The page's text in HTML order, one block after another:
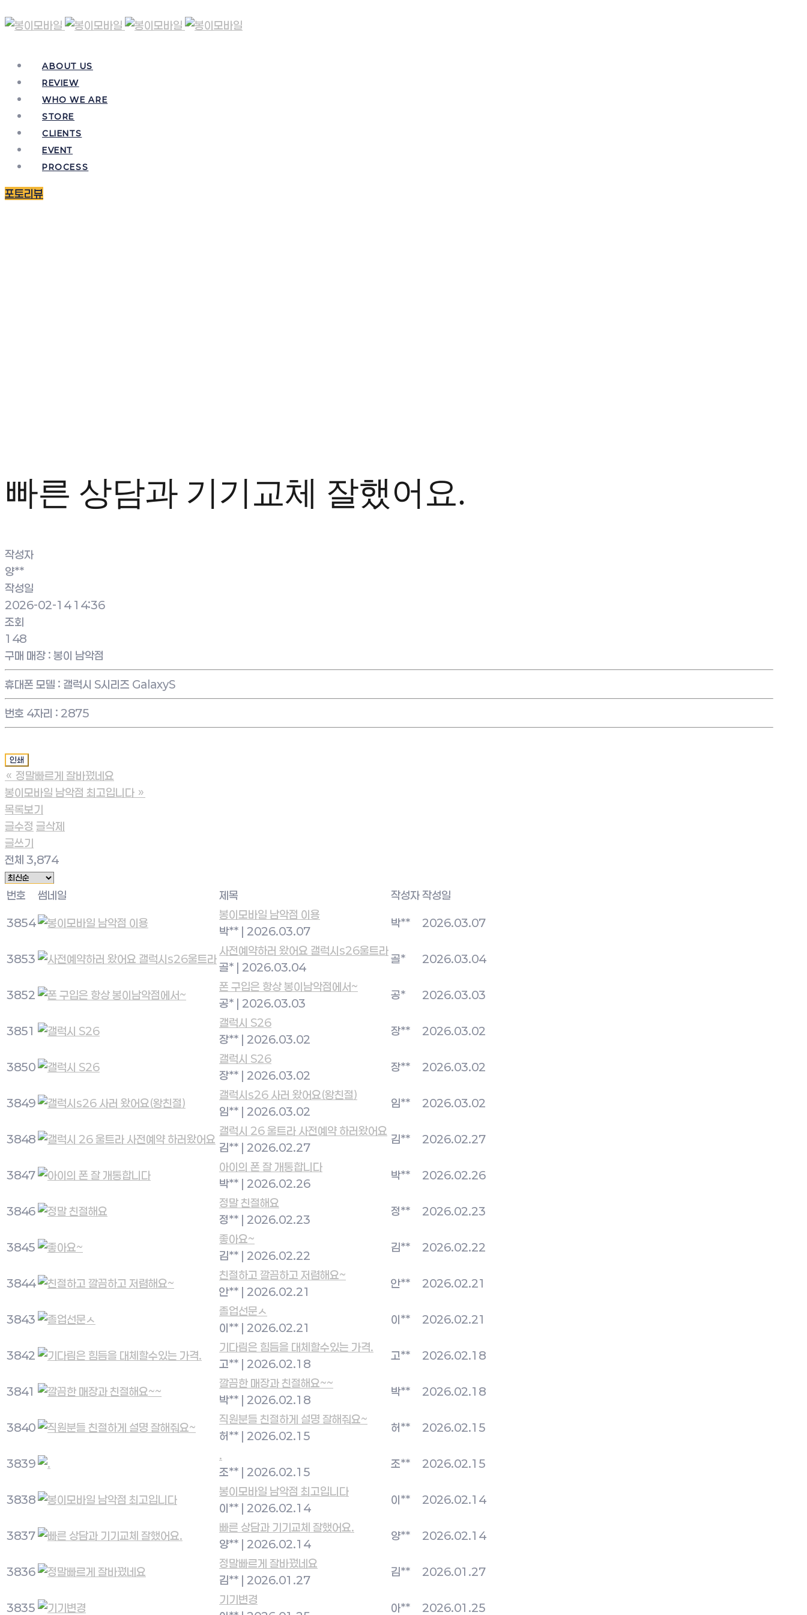
ABOUT US
REVIEW
WHO WE ARE
STORE
CLIENTS
EVENT
PROCESS
포토리뷰
빠른 상담과 기기교체 잘했어요.
작성자
양**
작성일
2026-02-14 14:36
조회
148
구매 매장 : 봉이 남악점
휴대폰 모델 : 갤럭시 S시리즈 GalaxyS
번호 4자리 : 2875
인쇄
« 정말빠르게 잘바꿨네요
봉이모바일 남악점 최고입니다 »
목록보기
글수정 글삭제
글쓰기
전체 3,874
번호 썸네일 제목 작성자작성일
3854
봉이모바일 남악점 이용
박**
2026.03.07
박** 2026.03.07
3853
사전예약하러 왔어요 갤럭시s26울트라
골*
2026.03.04
골* 2026.03.04
3852
폰 구입은 항상 봉이남악점에서~
공*
2026.03.03
공* 2026.03.03
3851
갤럭시 S26
장**
2026.03.02
장** 2026.03.02
3850
갤럭시 S26
장**
2026.03.02
장** 2026.03.02
3849
갤럭시s26 사러 왔어요(왕친절)
임**
2026.03.02
임** 2026.03.02
3848
갤럭시 26 울트라 사전예약 하러왔어요
김**
2026.02.27
김** 2026.02.27
3847
아이의 폰 잘 개통합니다
박**
2026.02.26
박** 2026.02.26
3846
정말 친절해요
정**
2026.02.23
정** 2026.02.23
3845
좋아요~
김**
2026.02.22
김** 2026.02.22
3844
친절하고 깔끔하고 저렴해요~
안**
2026.02.21
안** 2026.02.21
3843
졸업선문ㅅ
이**
2026.02.21
이** 2026.02.21
3842
기다림은 힘듬을 대체할수있는 가격.
고**
2026.02.18
고** 2026.02.18
3841
깔끔한 매장과 친절해요~~
박**
2026.02.18
박** 2026.02.18
3840
직원분들 친절하게 설명 잘해줘요~
허**
2026.02.15
허** 2026.02.15
3839
.
조**
2026.02.15
조** 2026.02.15
3838
봉이모바일 남악점 최고입니다
이**
2026.02.14
이** 2026.02.14
3837
빠른 상담과 기기교체 잘했어요.
양**
2026.02.14
양** 2026.02.14
3836
정말빠르게 잘바꿨네요
김**
2026.01.27
김** 2026.01.27
3835
기기변경
아** 2026.01.25